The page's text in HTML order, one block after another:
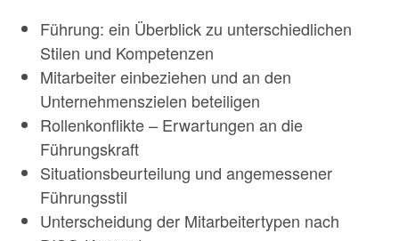
Führung: ein Überblick zu unterschiedlichen
Stilen und Kompetenzen
Mitarbeiter einbeziehen und an den
Unternehmenszielen beteiligen
Rollenkonflikte – Erwartungen an die
Führungskraft
Situationsbeurteilung und angemessener
Führungsstil
Unterscheidung der Mitarbeitertypen nach